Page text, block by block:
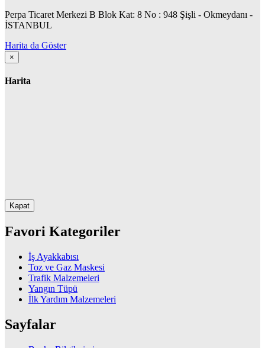
Perpa Ticaret Merkezi B Blok Kat: 8 No : 948 Şişli - Okmeydanı -
İSTANBUL
Harita da Göster
×
Harita
Kapat
Favori Kategoriler
İş Ayakkabısı
Toz ve Gaz Maskesi
Trafik Malzemeleri
Yangın Tüpü
İlk Yardım Malzemeleri
Sayfalar